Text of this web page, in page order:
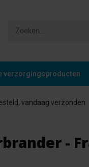
verzorgingsproducten
vandaag verzonden
-